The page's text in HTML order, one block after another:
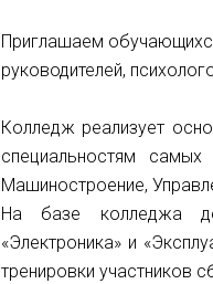
Приглашаем
руководителей,
Колледж реализует
специальностям
Машиностроение,
На базе колледжа
«Электроника» и
тренировки участников